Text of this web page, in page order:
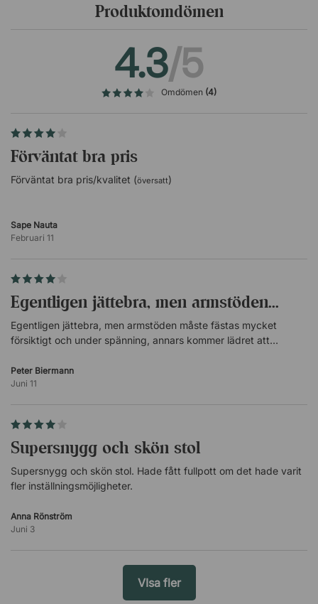
Produktomdömen
4.3/5
Omdömen (4)
Förväntat bra pris
Förväntat bra pris/kvalitet (översatt)
Sape Nauta
Februari 11
Egentligen jättebra, men armstöden...
Egentligen jättebra, men armstöden måste fästas mycket
försiktigt och under spänning, annars kommer lädret att
Peter Biermann
Juni 11
Supersnygg och skön stol
Supersnygg och skön stol. Hade fått fullpott om det hade varit
fler inställningsmöjligheter.
Anna Rönström
Juni 3
VIsa fler